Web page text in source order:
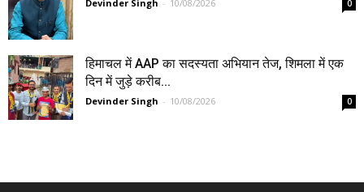
Devinder Singh - 10/08/2026 0
हिमाचल में AAP का सदस्यता अभियान तेज, शिमला में एक
दिन में जुड़े करीब...
Devinder Singh - 10/08/2026 0